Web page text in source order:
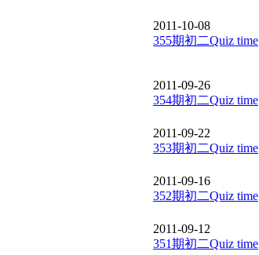
2011-10-08
355期初二Quiz time
2011-09-26
354期初二Quiz time
2011-09-22
353期初二Quiz time
2011-09-16
352期初二Quiz time
2011-09-12
351期初二Quiz time